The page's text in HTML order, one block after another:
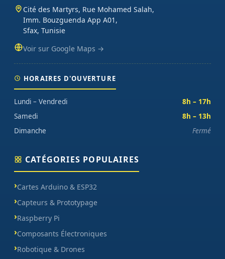
Cité des Martyrs, Rue Mohamed Salah,
Imm. Bouzguenda App A01,
Sfax, Tunisie
Voir sur Google Maps →
HORAIRES D'OUVERTURE
Lundi – Vendredi
8h – 17h
Samedi
8h – 13h
Dimanche
Fermé
CATÉGORIES POPULAIRES
Cartes Arduino & ESP32
Capteurs & Prototypage
Raspberry Pi
Composants Électroniques
Robotique & Drones